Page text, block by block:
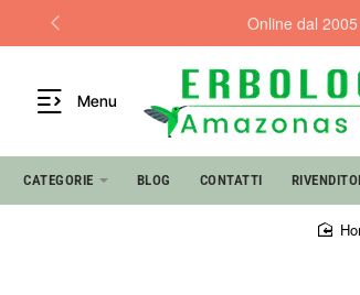
Online dal 2005
Menu
CATEGORIE BLOG CONTATTI